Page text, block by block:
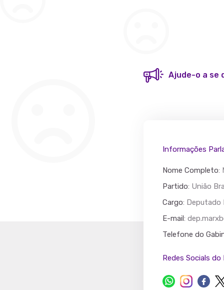
Ajude-o a se
Informações
Nome Completo:
Partido: União
Cargo: Deputado
E-mail:
Telefone do
Redes Socials do
Partido